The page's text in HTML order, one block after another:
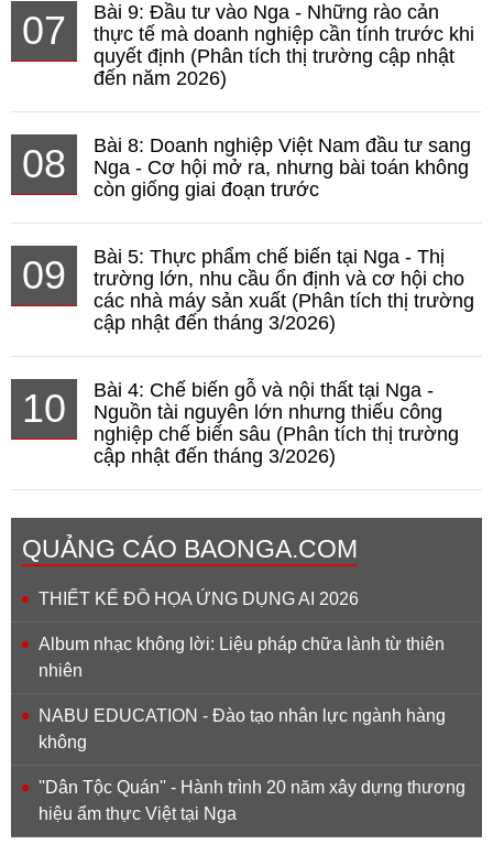
07
Bài 9: Đầu tư vào Nga - Những rào cản
thực tế mà doanh nghiệp cần tính trước khi
quyết định (Phân tích thị trường cập nhật
đến năm 2026)
08
Bài 8: Doanh nghiệp Việt Nam đầu tư sang
Nga - Cơ hội mở ra, nhưng bài toán không
còn giống giai đoạn trước
09
Bài 5: Thực phẩm chế biến tại Nga - Thị
trường lớn, nhu cầu ổn định và cơ hội cho
các nhà máy sản xuất (Phân tích thị trường
cập nhật đến tháng 3/2026)
10
Bài 4: Chế biến gỗ và nội thất tại Nga -
Nguồn tài nguyên lớn nhưng thiếu công
nghiệp chế biến sâu (Phân tích thị trường
cập nhật đến tháng 3/2026)
QUẢNG CÁO BAONGA.COM
THIẾT KẾ ĐỒ HỌA ỨNG DỤNG AI 2026
Album nhạc không lời: Liệu pháp chữa lành từ thiên
nhiên
NABU EDUCATION - Đào tạo nhân lực ngành hàng
không
''Dân Tộc Quán'' - Hành trình 20 năm xây dựng thương
hiệu ẩm thực Việt tại Nga